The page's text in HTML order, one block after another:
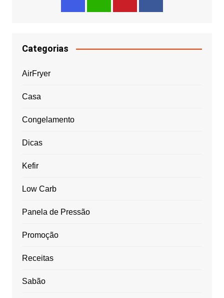
Categorias
AirFryer
Casa
Congelamento
Dicas
Kefir
Low Carb
Panela de Pressão
Promoção
Receitas
Sabão